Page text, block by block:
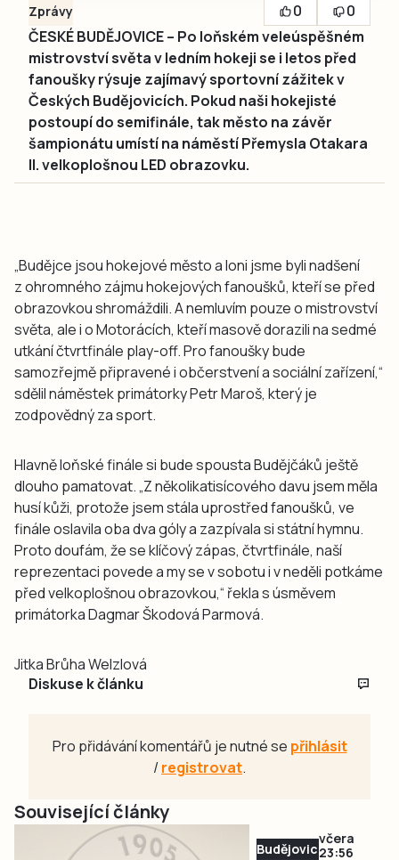
Zprávy 0
0
ČESKÉ BUDĚJOVICE – Po loňském veleúspěšném
mistrovství světa v ledním hokeji se i letos před
fanoušky rýsuje zajímavý sportovní zážitek v
Českých Budějovicích. Pokud naši hokejisté
postoupí do semifinále, tak město na závěr
šampionátu umístí na náměstí Přemysla Otakara
II. velkoplošnou LED obrazovku.
„Budějce jsou hokejové město a loni jsme byli nadšení
z ohromného zájmu hokejových fanoušků, kteří se před
obrazovkou shromáždili. A nemluvím pouze o mistrovství
světa, ale i o Motorácích, kteří masově dorazili na sedmé
utkání čtvrtfinále play-off. Pro fanoušky bude
samozřejmě připravené i občerstvení a sociální zařízení,“
sdělil náměstek primátorky Petr Maroš, který je
zodpovědný za sport.
Hlavně loňské finále si bude spousta Budějčáků ještě
dlouho pamatovat. „Z několikatisícového davu jsem měla
husí kůži, protože jsem stála uprostřed fanoušků, ve
finále oslavila oba dva góly a zazpívala si státní hymnu.
Proto doufám, že se klíčový zápas, čtvrtfinále, naší
reprezentaci povede a my se v sobotu i v neděli potkáme
před velkoplošnou obrazovkou,“ řekla s úsměvem
primátorka Dagmar Škodová Parmová.
Jitka Brůha Welzlová
Diskuse k článku
Pro přidávání komentářů je nutné se přihlásit
/registrovat.
Související články
Budějovicko
včera
23:56